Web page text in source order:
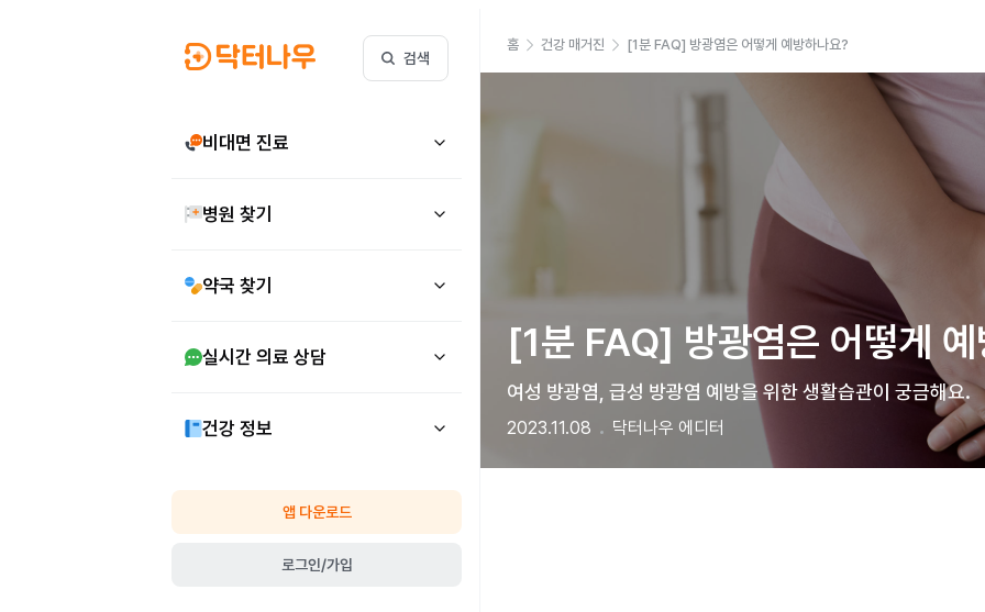
검색
비대면 진료
병원 찾기
약국 찾기
실시간 의료 상담
건강 정보
앱 다운로드
로그인/가입
홈 건강 매거진 [1분 FAQ] 방광염은 어떻게 예방하나요?
[1분 FAQ] 방광염은 어떻게
여성 방광염, 급성 방광염 예방을 위한 생활습관이 궁금해요.
2023.11.08 닥터나우 에디터